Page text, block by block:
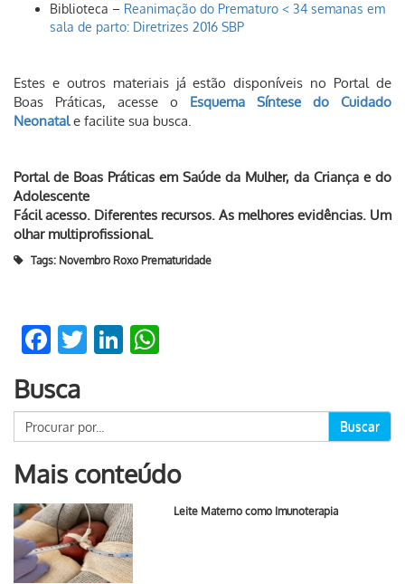
Biblioteca – Reanimação do Prematuro < 34 semanas em
sala de parto: Diretrizes 2016 SBP
Estes e outros materiais já estão disponíveis no Portal de
Boas Práticas, acesse o Esquema Síntese do Cuidado
Neonatal e facilite sua busca.
Portal de Boas Práticas em Saúde da Mulher, da Criança e do
Adolescente
Fácil acesso. Diferentes recursos. As melhores evidências. Um
olhar multiprofissional.
Tags: Novembro Roxo Prematuridade
Facebook
TwitterLinkedIn
Busca
Buscar
Mais conteúdo
Leite Materno como Imunoterapia